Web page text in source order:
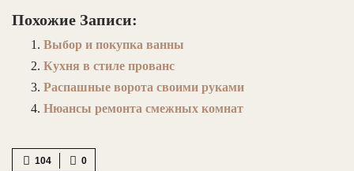
Похожие Записи:
Выбор и покупка ванны
Кухня в стиле прованс
Распашные ворота своими руками
Нюансы ремонта смежных комнат
0
104